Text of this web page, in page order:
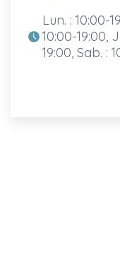
Lun. : 10:00-
10:00-19:00,
19:00, Sab. :